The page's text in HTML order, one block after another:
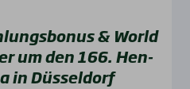
& World
um den 166. Hen­
in Düs­sel­dorf